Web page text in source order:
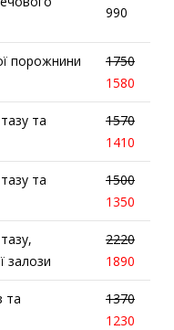
990
порожнини
1750
1580
та
1570
1410
та
1500
1350
залози
2220
1890
та
1370
1230